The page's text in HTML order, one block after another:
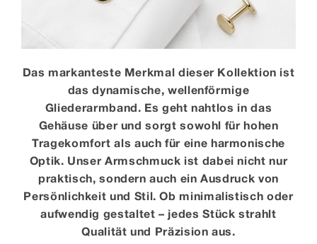
Das markanteste Merkmal dieser Kollektion ist
das dynamische, wellenförmige
Gliederarmband. Es geht nahtlos in das
Gehäuse über und sorgt sowohl für hohen
Tragekomfort als auch für eine harmonische
Optik. Unser Armschmuck ist dabei nicht nur
praktisch, sondern auch ein Ausdruck von
Persönlichkeit und Stil. Ob minimalistisch oder
aufwendig gestaltet – jedes Stück strahlt
Qualität und Präzision aus.